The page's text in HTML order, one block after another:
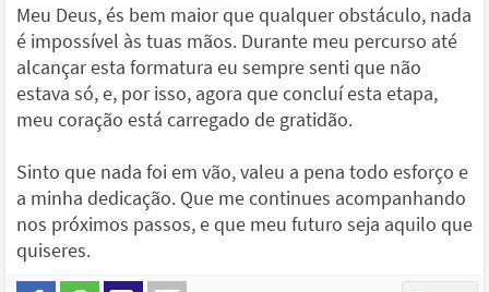
Meu Deus, és bem maior que qualquer obstáculo, nada
é impossível às tuas mãos. Durante meu percurso até
alcançar esta formatura eu sempre senti que não
estava só, e, por isso, agora que concluí esta etapa,
meu coração está carregado de gratidão.
Sinto que nada foi em vão, valeu a pena todo esforço e
a minha dedicação. Que me continues acompanhando
nos próximos passos, e que meu futuro seja aquilo que
quiseres.